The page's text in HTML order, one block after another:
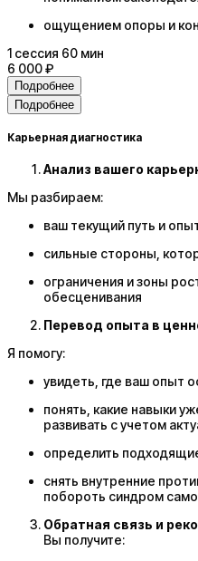
ощущением опоры и
1 сессия 60 мин
6 000 ₽
Подробнее
Подробнее
Карьерная диагностика
Анализ вашего
Мы разбираем:
ваш текущий путь и
сильные стороны,
ограничения и зоны
обесценивания
Перевод опыта в
Я помогу:
увидеть, где ваш опыт
понять, какие навыки
развивать с учетом
определить
снять внутренние
побороть синдром
Обратная связь и
Вы получите: